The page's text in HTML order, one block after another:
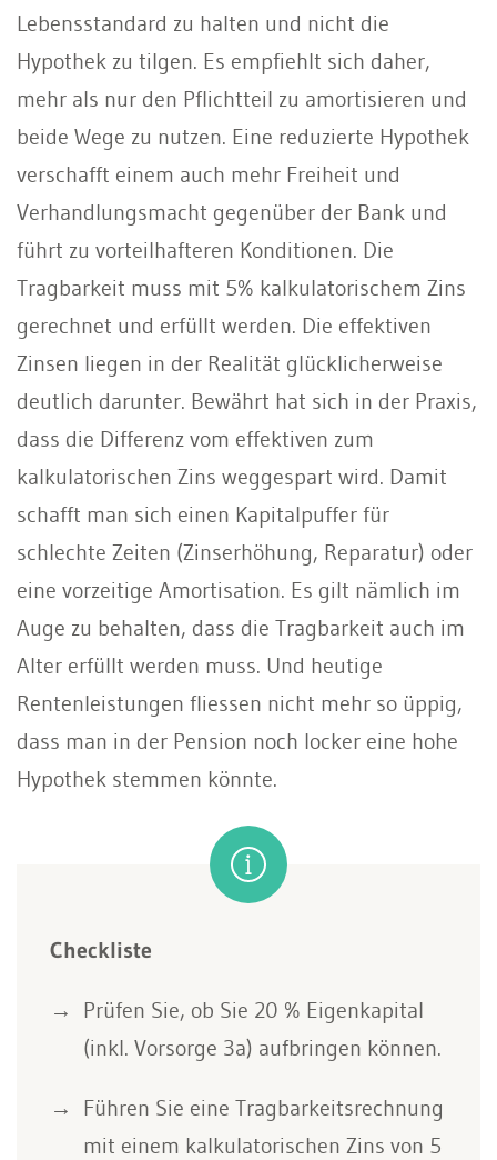
Lebensstandard zu halten und nicht die
Hypothek zu tilgen. Es empfiehlt sich daher,
mehr als nur den Pflichtteil zu amortisieren und
beide Wege zu nutzen. Eine reduzierte Hypothek
verschafft einem auch mehr Freiheit und
Verhandlungsmacht gegenüber der Bank und
führt zu vorteilhafteren Konditionen. Die
Tragbarkeit muss mit 5% kalkulatorischem Zins
gerechnet und erfüllt werden. Die effektiven
Zinsen liegen in der Realität glücklicherweise
deutlich darunter. Bewährt hat sich in der Praxis,
dass die Differenz vom effektiven zum
kalkulatorischen Zins weggespart wird. Damit
schafft man sich einen Kapitalpuffer für
schlechte Zeiten (Zinserhöhung, Reparatur) oder
eine vorzeitige Amortisation. Es gilt nämlich im
Auge zu behalten, dass die Tragbarkeit auch im
Alter erfüllt werden muss. Und heutige
Rentenleistungen fliessen nicht mehr so üppig,
dass man in der Pension noch locker eine hohe
Hypothek stemmen könnte.
Checkliste
Prüfen Sie, ob Sie 20 % Eigenkapital
(inkl. Vorsorge 3a) aufbringen können.
Führen Sie eine Tragbarkeitsrechnung
mit einem kalkulatorischen Zins von 5